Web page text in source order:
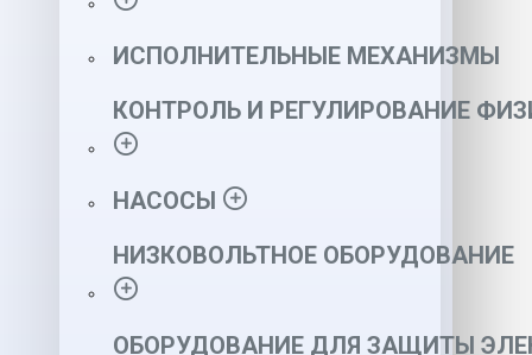
ИСПОЛНИТЕЛЬНЫЕ МЕХАНИЗМЫ
КОНТРОЛЬ И РЕГУЛИРОВАНИЕ
НАСОСЫ
НИЗКОВОЛЬТНОЕ ОБОРУДОВАНИЕ
ОБОРУДОВАНИЕ ДЛЯ ЗАЩИТЫ